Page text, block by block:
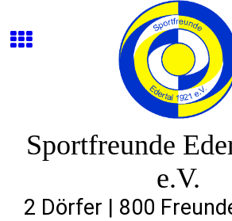
Sportfreunde
e.V.
2 Dörfer | 800